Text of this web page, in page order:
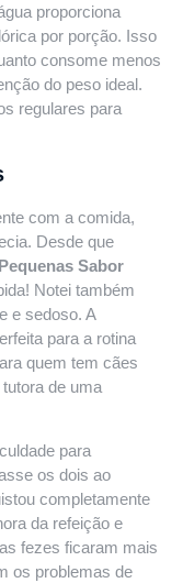
proporciona
por porção. Isso
consome menos
do peso ideal.
regulares para
com a comida,
Desde que
Sabor
Notei também
e sedoso. A
para a rotina
quem tem cães
de uma
para
os dois ao
completamente
da refeição e
fezes ficaram mais
os problemas de